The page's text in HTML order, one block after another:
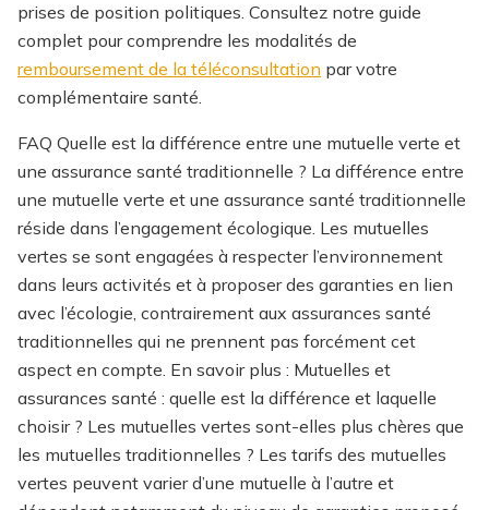
prises de position politiques. Consultez notre guide
complet pour comprendre les modalités de
remboursement de la téléconsultation par votre
complémentaire santé.
FAQ Quelle est la différence entre une mutuelle verte et
une assurance santé traditionnelle ? La différence entre
une mutuelle verte et une assurance santé traditionnelle
réside dans l’engagement écologique. Les mutuelles
vertes se sont engagées à respecter l’environnement
dans leurs activités et à proposer des garanties en lien
avec l’écologie, contrairement aux assurances santé
traditionnelles qui ne prennent pas forcément cet
aspect en compte. En savoir plus : Mutuelles et
assurances santé : quelle est la différence et laquelle
choisir ? Les mutuelles vertes sont-elles plus chères que
les mutuelles traditionnelles ? Les tarifs des mutuelles
vertes peuvent varier d’une mutuelle à l’autre et